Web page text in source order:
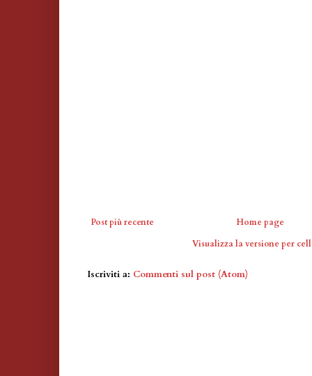
Post più recente
Home page
Visualizza la versione per
Iscriviti a: Commenti sul post (Atom)